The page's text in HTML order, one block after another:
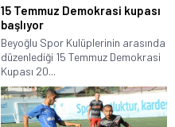
15 Temmuz Demokrasi kupası
başlıyor
Beyoğlu Spor Kulüplerinin arasında
düzenlediği 15 Temmuz Demokrasi
Kupası 20...